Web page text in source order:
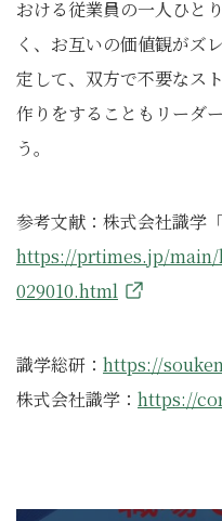
おける従業員の一人ひと
く、お互いの価値観がズ
定して、双方で不要なス
作りをすることもリーダ
う。
参考文献：株式会社識学
https://prtimes.jp/main/
029010.html
識学総研： https://
株式会社識学： https://